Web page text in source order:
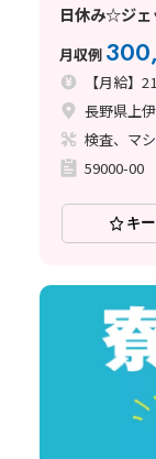
日休み☆ジェ
月収例
【月給】
長野県上
検査、マ
59000-00
キ